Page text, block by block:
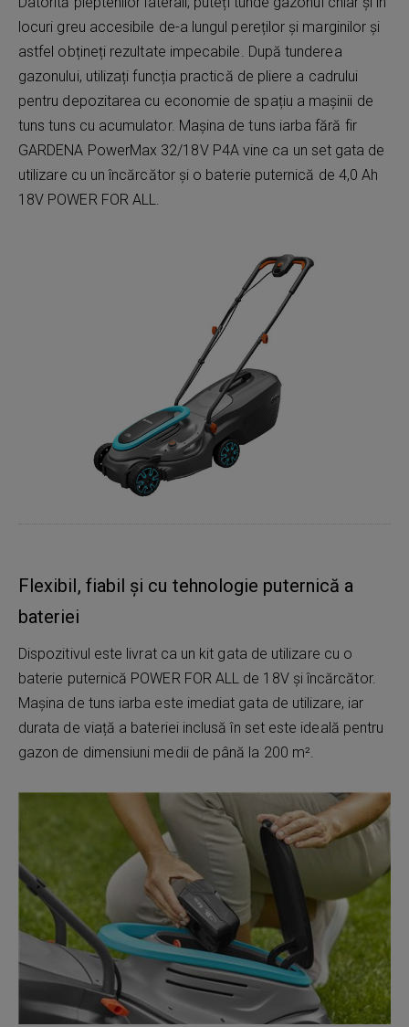
locuri greu accesibile de-a lungul pereților și marginilor și
astfel obțineți rezultate impecabile. După tunderea
gazonului, utilizați funcția practică de pliere a cadrului
pentru depozitarea cu economie de spațiu a mașinii de
tuns tuns cu acumulator. Mașina de tuns iarba fără fir
GARDENA PowerMax 32/18V P4A vine ca un set gata de
utilizare cu un încărcător și o baterie puternică de 4,0 Ah
18V POWER FOR ALL.
Flexibil, fiabil și cu tehnologie puternică a
bateriei
Dispozitivul este livrat ca un kit gata de utilizare cu o
baterie puternică POWER FOR ALL de 18V și încărcător.
Mașina de tuns iarba este imediat gata de utilizare, iar
durata de viață a bateriei inclusă în set este ideală pentru
gazon de dimensiuni medii de până la 200 m².